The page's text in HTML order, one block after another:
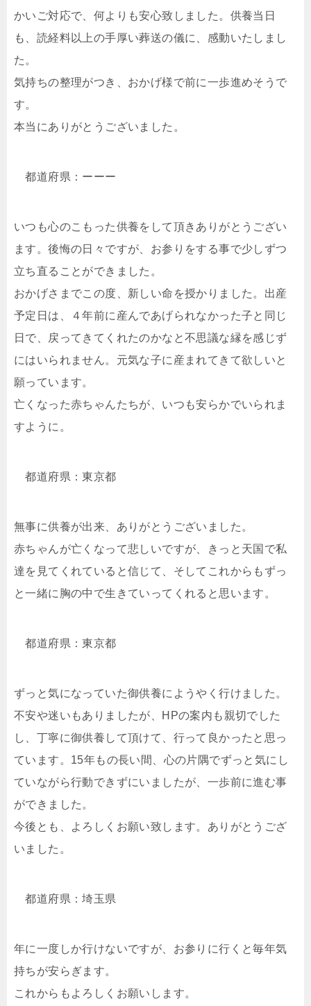
かいご対応で、何よりも安心致しました。供養当日
も、読経料以上の手厚い葬送の儀に、感動いたしまし
た。
気持ちの整理がつき、おかげ様で前に一歩進めそうで
す。
本当にありがとうございました。
都道府県：ーーー
いつも心のこもった供養をして頂きありがとうござい
ます。後悔の日々ですが、お参りをする事で少しずつ
立ち直ることができました。
おかげさまでこの度、新しい命を授かりました。出産
予定日は、４年前に産んであげられなかった子と同じ
日で、戻ってきてくれたのかなと不思議な縁を感じず
にはいられません。元気な子に産まれてきて欲しいと
願っています。
亡くなった赤ちゃんたちが、いつも安らかでいられま
すように。
都道府県：東京都
無事に供養が出来、ありがとうございました。
赤ちゃんが亡くなって悲しいですが、きっと天国で私
達を見てくれていると信じて、そしてこれからもずっ
と一緒に胸の中で生きていってくれると思います。
都道府県：東京都
ずっと気になっていた御供養にようやく行けました。
不安や迷いもありましたが、HPの案内も親切でした
し、丁寧に御供養して頂けて、行って良かったと思っ
ています。15年もの長い間、心の片隅でずっと気にし
ていながら行動できずにいましたが、一歩前に進む事
ができました。
今後とも、よろしくお願い致します。ありがとうござ
いました。
都道府県：埼玉県
年に一度しか行けないですが、お参りに行くと毎年気
持ちが安らぎます。
これからもよろしくお願いします。